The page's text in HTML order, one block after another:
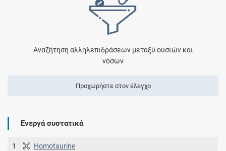
Αναζήτηση αλληλεπιδράσεων μεταξύ ουσιών και
νόσων
Προχωρήστε στον έλεγχο
Ενεργά συστατικά
1 Homotaurine